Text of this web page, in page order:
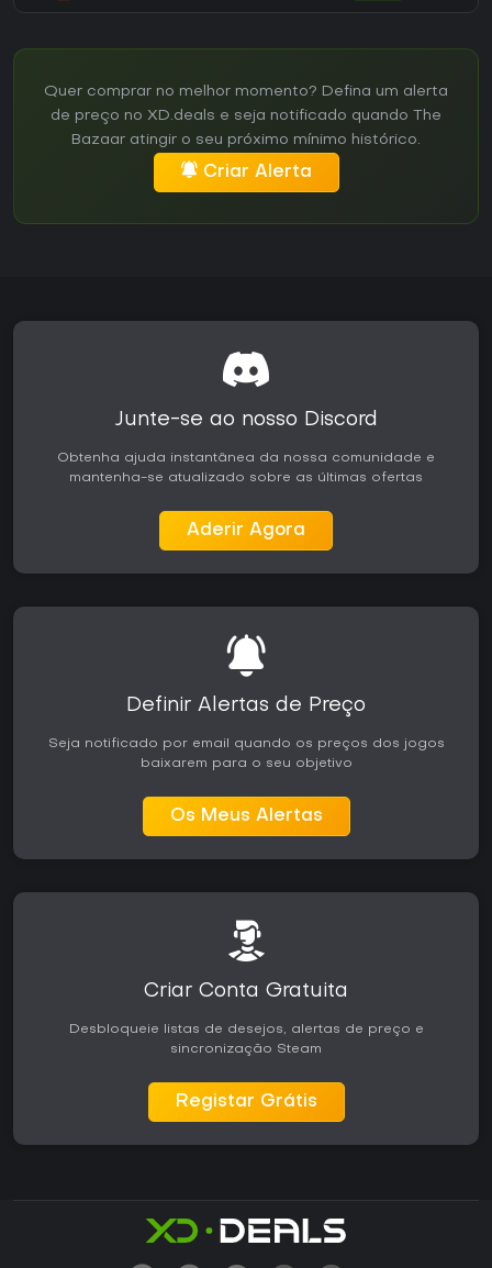
Quer comprar no melhor momento? Defina um alerta
de preço no XD.deals e seja notificado quando The
Bazaar atingir o seu próximo mínimo histórico.
Criar Alerta
Junte-se ao nosso Discord
Obtenha ajuda instantânea da nossa comunidade e
mantenha-se atualizado sobre as últimas ofertas
Aderir Agora
Definir Alertas de Preço
Seja notificado por email quando os preços dos jogos
baixarem para o seu objetivo
Os Meus Alertas
Criar Conta Gratuita
Desbloqueie listas de desejos, alertas de preço e
sincronização Steam
Registar Grátis